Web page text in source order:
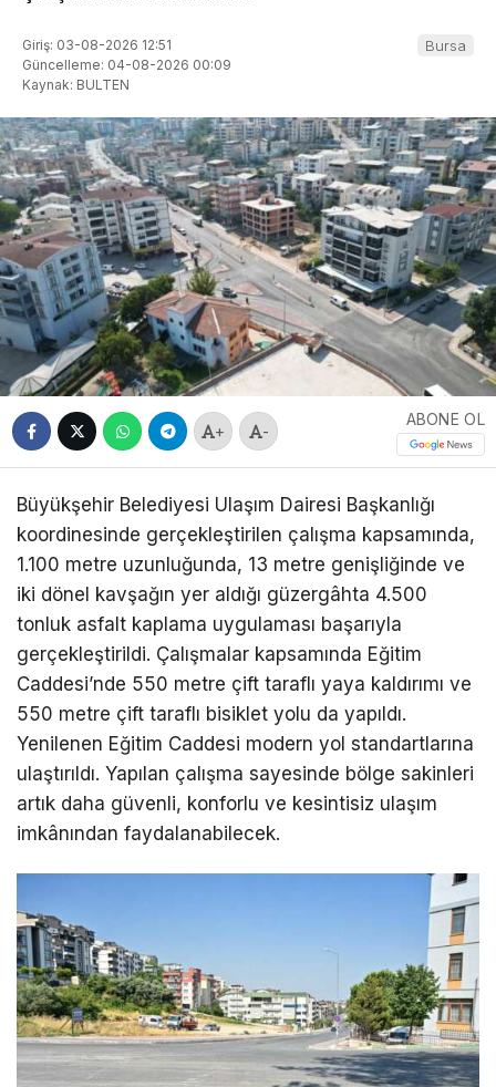
Giriş: 03-08-2026 12:51
Güncelleme: 04-08-2026 00:09
Kaynak: BULTEN
Bursa
+ -
ABONE OL
Büyükşehir Belediyesi Ulaşım Dairesi Başkanlığı
koordinesinde gerçekleştirilen çalışma kapsamında,
1.100 metre uzunluğunda, 13 metre genişliğinde ve
iki dönel kavşağın yer aldığı güzergâhta 4.500
tonluk asfalt kaplama uygulaması başarıyla
gerçekleştirildi. Çalışmalar kapsamında Eğitim
Caddesi’nde 550 metre çift taraflı yaya kaldırımı ve
550 metre çift taraflı bisiklet yolu da yapıldı.
Yenilenen Eğitim Caddesi modern yol standartlarına
ulaştırıldı. Yapılan çalışma sayesinde bölge sakinleri
artık daha güvenli, konforlu ve kesintisiz ulaşım
imkânından faydalanabilecek.